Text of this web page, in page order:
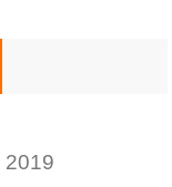
2019